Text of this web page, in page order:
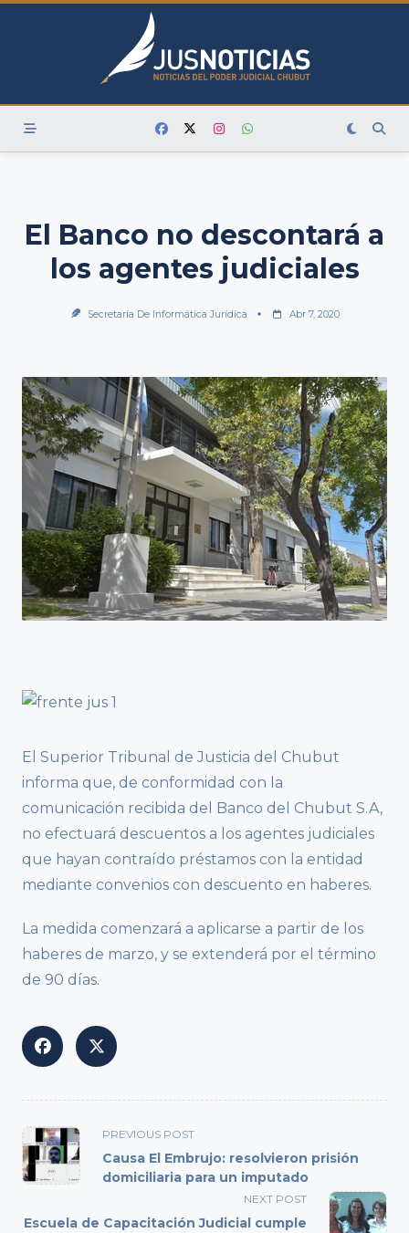
Skip
El Banco no descontará a
los agentes judiciales
Secretaría De Informática Jurídica Abr 7, 2020
El Superior Tribunal de Justicia del Chubut
informa que, de conformidad con la
comunicación recibida del Banco del Chubut S.A,
no efectuará descuentos a los agentes judiciales
que hayan contraído préstamos con la entidad
mediante convenios con descuento en haberes.
La medida comenzará a aplicarse a partir de los
haberes de marzo, y se extenderá por el término
de 90 días.
<span
class="nav-
subtitle
reader-
PREVIOUS POST
Causa El Embrujo: resolvieron prisión
domiciliaria para un imputado
NEXT POST
Escuela de Capacitación Judicial cumple